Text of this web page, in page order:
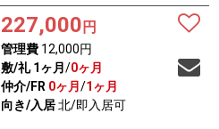
227,000 円
管理費12,000円
敷/礼 1ヶ月 /0ヶ月
仲介/FR 0ヶ月 /1ヶ月
向き/入居北/即入居可